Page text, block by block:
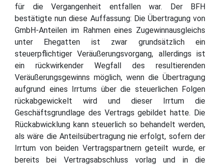
für die Vergangenheit entfallen war. Der BFH
bestätigte nun diese Auffassung: Die Übertragung von
GmbH-Anteilen im Rahmen eines Zugewinnausgleichs
unter Ehegatten ist zwar grundsätzlich ein
steuerpflichtiger Veräußerungsvorgang, allerdings ist
ein rückwirkender Wegfall des resultierenden
Veräußerungsgewinns möglich, wenn die Übertragung
aufgrund eines Irrtums über die steuerlichen Folgen
rückabgewickelt wird und dieser Irrtum die
Geschäftsgrundlage des Vertrags gebildet hatte. Die
Rückabwicklung kann steuerlich so behandelt werden,
als wäre die Anteilsübertragung nie erfolgt, sofern der
Irrtum von beiden Vertragspartnern geteilt wurde, er
bereits bei Vertragsabschluss vorlag und in die